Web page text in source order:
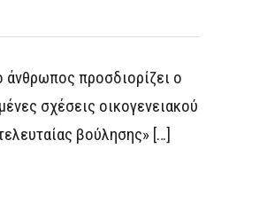
άνθρωπος προσδιορίζει ο
σχέσεις οικογενειακού
βούλησης» […]